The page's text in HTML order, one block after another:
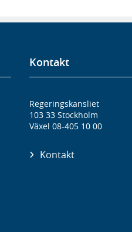
Kontakt
Regeringskansliet
103 33 Stockholm
Växel 08-405 10 00
Kontakt